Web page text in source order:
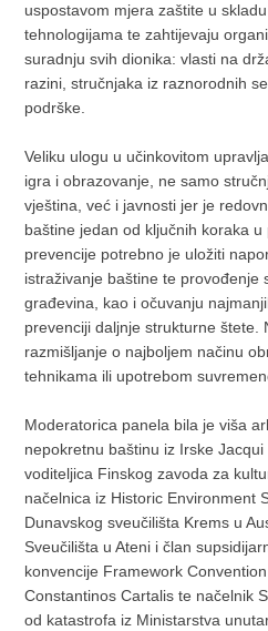
uspostavom mjera zaštite u
tehnologijama te zahtijevaju
suradnju svih dionika: vlasti na
razini, stručnjaka iz raznorodnih
podrške.
Veliku ulogu u učinkovitom
igra i obrazovanje, ne samo
vještina, već i javnosti jer je
baštine jedan od ključnih koraka
prevencije potrebno je uložiti
istraživanje baštine te provođenje
građevina, kao i očuvanju
prevenciji daljnje strukturne štete.
razmišljanje o najboljem načinu
tehnikama ili upotrebom
Moderatorica panela bila je viša
nepokretnu baštinu iz Irske
voditeljica Finskog zavoda za
načelnica iz Historic Environment
Dunavskog sveučilišta Krems u
Sveučilišta u Ateni i član
konvencije Framework
Constantinos Cartalis te načelnik
od katastrofa iz Ministarstva